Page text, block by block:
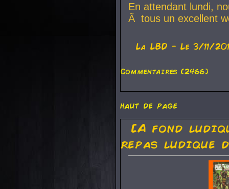
En attendant lundi,
Ã tous un excellent
La LBD - Le 3/11/
Commentaires (2466)
haut de page
[A fond
repas ludique